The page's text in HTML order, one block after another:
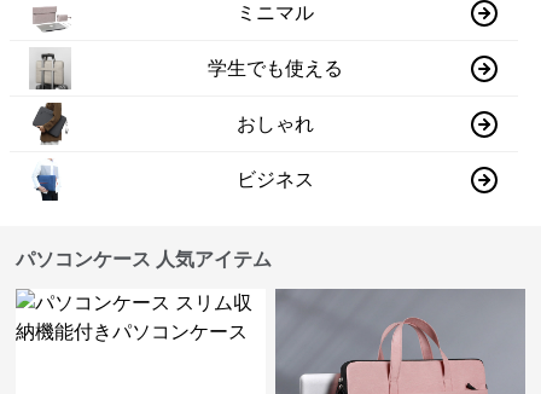
ミニマル
学生でも使える
おしゃれ
ビジネス
パソコンケース 人気アイテム